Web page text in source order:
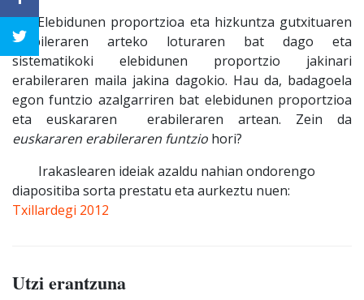
Elebidunen proportzioa eta hizkuntza gutxituaren
erabileraren arteko loturaren bat dago eta
sistematikoki elebidunen proportzio jakinari
erabileraren maila jakina dagokio. Hau da, badagoela
egon funtzio azalgarriren bat elebidunen proportzioa
eta euskararen erabileraren artean. Zein da
euskararen erabileraren funtzio hori?
Irakaslearen ideiak azaldu nahian ondorengo
diapositiba sorta prestatu eta aurkeztu nuen:
Txillardegi 2012
Utzi erantzuna